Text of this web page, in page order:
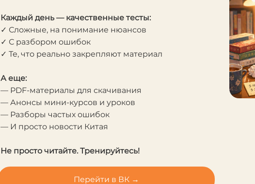
Каждый день — качественные тесты:
✓ Сложные, на понимание нюансов
✓ С разбором ошибок
✓ Те, что реально закрепляют материал
А еще:
— PDF-материалы для скачивания
— Анонсы мини-курсов и уроков
— Разборы частых ошибок
— И просто новости Китая
Не просто читайте. Тренируйтесь!
Перейти в ВК →